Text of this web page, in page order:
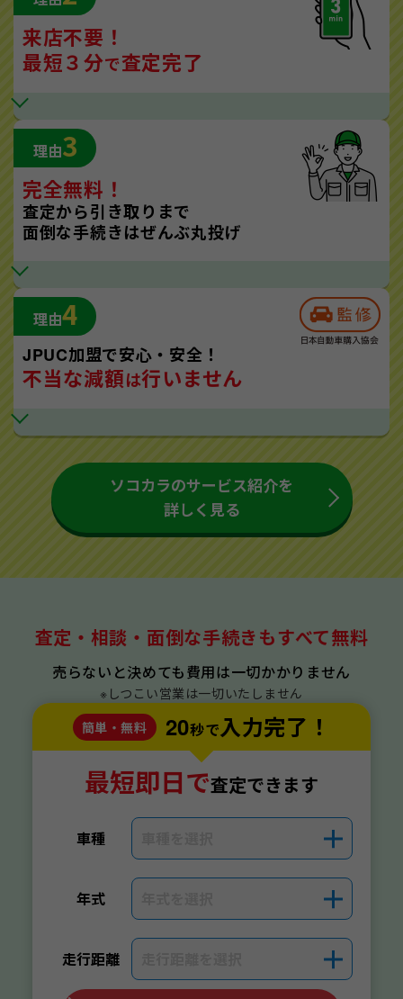
来店不要！
最短３分で査定完了
理由3
完全無料！
査定から引き取りまで
面倒な手続きはぜんぶ丸投げ
理由4
JPUC加盟で安心・安全！
不当な減額は行いません
ソコカラのサービス紹介を
詳しく見る
査定・相談・面倒な手続きもすべて無料
売らないと決めても費用は一切かかりません
※しつこい営業は一切いたしません
簡単・無料
20秒で入力完了！
最短即日で査定できます
車種 ＋
年式 ＋
走行距離 ＋